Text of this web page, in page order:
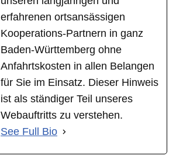
erfahrenen ortsansässigen
Kooperations-Partnern in ganz
Baden-Württemberg ohne
Anfahrtskosten in allen Belangen
für Sie im Einsatz. Dieser Hinweis
ist als ständiger Teil unseres
Webauftritts zu verstehen.
See Full Bio